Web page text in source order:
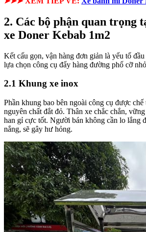
2. Các bộ phận quan trọng
xe Doner Kebab 1m2
Kết cấu gọn, vận hàng đơn giản là yếu tố
lựa chọn công cụ đẩy hàng đường phố cỡ
2.1 Khung xe inox
Phần khung bao bên ngoài công cụ được
nguyên chất đắt đỏ. Thân xe chắc chắn,
han gỉ cực tốt. Người bán không cần lo lắng
nắng, sẽ gây hư hỏng.